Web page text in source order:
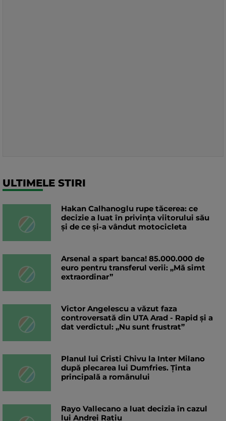
ULTIMELE STIRI
Hakan Calhanoglu rupe tăcerea: ce
decizie a luat în privința viitorului său
și de ce și-a vândut motocicleta
Arsenal a spart banca! 85.000.000 de
euro pentru transferul verii: „Mă simt
extraordinar”
Victor Angelescu a văzut faza
controversată din UTA Arad - Rapid și a
dat verdictul: „Nu sunt frustrat”
Planul lui Cristi Chivu la Inter Milano
după plecarea lui Dumfries. Ținta
principală a românului
Rayo Vallecano a luat decizia în cazul
lui Andrei Rațiu